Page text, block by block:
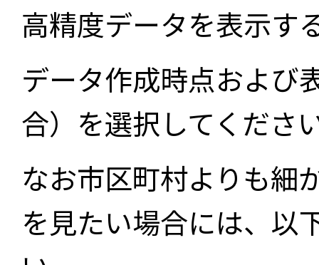
高精度データを表示す
データ作成時点および
合）を選択してくださ
なお市区町村よりも細
を見たい場合には、以